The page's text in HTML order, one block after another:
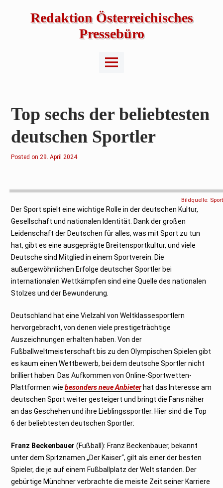
Redaktion Österreichisches
Pressebüro
Main
Menu
Top sechs der beliebtesten
deutschen Sportler
Posted on1
2
4
29. April 2024
Bildquelle:
Der Sport spielt eine wichtige Rolle in der deutschen Kultur,
Gesellschaft und nationalen Identität. Dank der großen
Leidenschaft der Deutschen für alles, was mit Sport zu tun
hat, gibt es eine ausgeprägte Breitensportkultur, und viele
Deutsche sind Mitglied in einem Sportverein. Die
außergewöhnlichen Erfolge deutscher Sportler bei
internationalen Wettkämpfen sind eine Quelle des nationalen
Stolzes und der Bewunderung.
Deutschland hat eine Vielzahl von Weltklassesportlern
hervorgebracht, von denen viele prestigeträchtige
Auszeichnungen erhalten haben. Von der
Fußballweltmeisterschaft bis zu den Olympischen Spielen gibt
es kaum einen Wettbewerb, bei dem deutsche Sportler nicht
brilliert haben. Das Aufkommen von Online-Sportwetten-
Plattformen wiebesonders neue Anbieterhat das Interesse am
deutschen Sport weiter gesteigert und bringt die Fans näher
an das Geschehen und ihre Lieblingssportler. Hier sind die Top
6 der beliebtesten deutschen Sportler:
Franz Beckenbauer(Fußball): Franz Beckenbauer, bekannt
unter dem Spitznamen „Der Kaiser“, gilt als einer der besten
Spieler, die je auf einem Fußballplatz der Welt standen. Der
gebürtige Münchner verbrachte die meiste Zeit seiner Karriere